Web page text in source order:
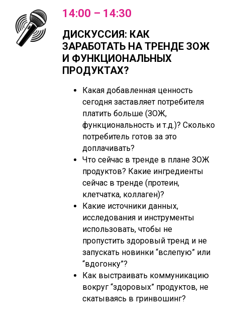
14:00 – 14:30
ДИСКУССИЯ: КАК
ЗАРАБОТАТЬ НА ТРЕНДЕ ЗОЖ
И ФУНКЦИОНАЛЬНЫХ
ПРОДУКТАХ?
Какая добавленная ценность
сегодня заставляет потребителя
платить больше (ЗОЖ,
функциональность и т.д.)? Сколько
потребитель готов за это
доплачивать?
Что сейчас в тренде в плане ЗОЖ
продуктов? Какие ингредиенты
сейчас в тренде (протеин,
клетчатка, коллаген)?
Какие источники данных,
исследования и инструменты
использовать, чтобы не
пропустить здоровый тренд и не
запускать новинки “вслепую” или
“вдогонку”?
Как выстраивать коммуникацию
вокруг “здоровых” продуктов, не
скатываясь в гринвошинг?